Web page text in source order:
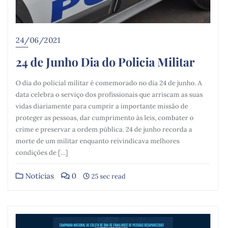
24/06/2021
24 de Junho Dia do Policia Militar
O dia do policial militar é comemorado no dia 24 de junho. A
data celebra o serviço dos profissionais que arriscam as suas
vidas diariamente para cumprir a importante missão de
proteger as pessoas, dar cumprimento às leis, combater o
crime e preservar a ordem pública. 24 de junho recorda a
morte de um militar enquanto reivindicava melhores
condições de […]
Notícias 0 25 sec read